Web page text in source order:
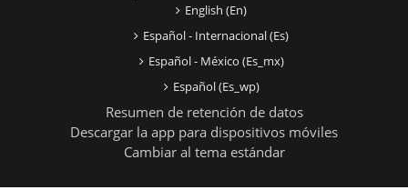
English ‎(en)‎
Español - Internacional ‎(es)‎
Español - México ‎(es_mx)‎
Español ‎(es_wp)‎
Resumen de retención de datos
Descargar la app para dispositivos móviles
Cambiar al tema estándar